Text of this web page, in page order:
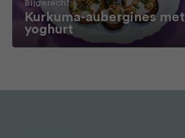
Bijgerecht
Kurkuma-aubergines met
yoghurt